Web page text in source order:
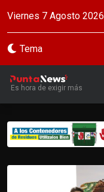
Viernes 7 Agosto 2026
Tema
Es hora de exigir más